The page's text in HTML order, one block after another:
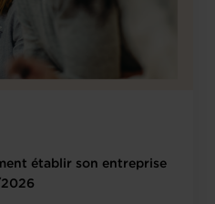
établir son entreprise